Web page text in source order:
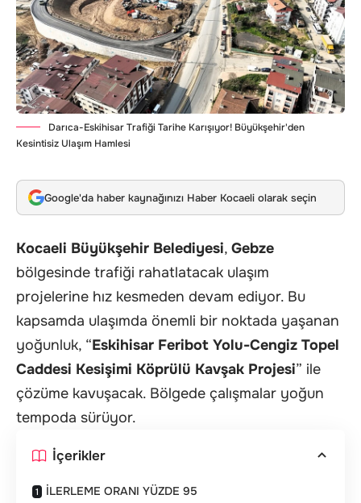
Darıca-Eskihisar Trafiği Tarihe Karışıyor! Büyükşehir'den
Kesintisiz Ulaşım Hamlesi
Google'da haber kaynağınızı Haber Kocaeli olarak seçin
Kocaeli Büyükşehir Belediyesi, Gebze
bölgesinde trafiği rahatlatacak ulaşım
projelerine hız kesmeden devam ediyor. Bu
kapsamda ulaşımda önemli bir noktada yaşanan
yoğunluk, “Eskihisar Feribot Yolu-Cengiz Topel
Caddesi Kesişimi Köprülü Kavşak Projesi” ile
çözüme kavuşacak. Bölgede çalışmalar yoğun
tempoda sürüyor.
İçerikler
İLERLEME ORANI YÜZDE 95